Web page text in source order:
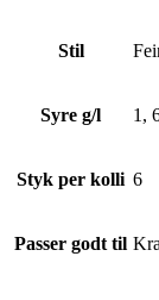
Stil
Syre g/l 1,
Styk per kolli 6
Passer godt til